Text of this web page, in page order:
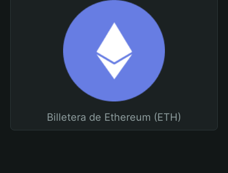
Billetera de Ethereum (ETH)